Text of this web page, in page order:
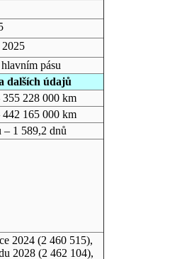
2025
pásu
dalších údajů
355 228 000 km
442 165 000 km
– 1 589,2 dnů
2024(2 460 515),
2028(2 462 104),